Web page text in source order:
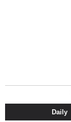
Daily